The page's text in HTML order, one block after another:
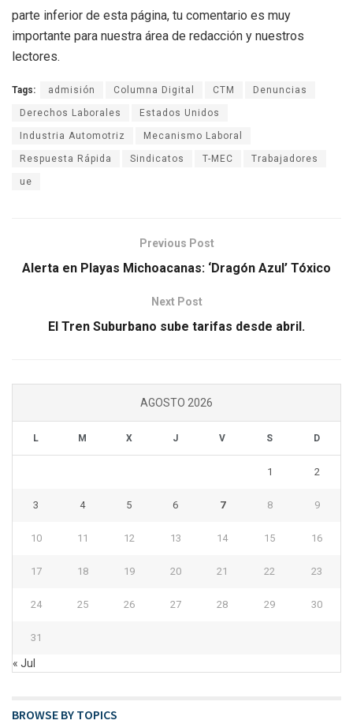
parte inferior de esta página, tu comentario es muy
importante para nuestra área de redacción y nuestros
lectores.
Tags: admisión Columna Digital CTM Denuncias
Derechos Laborales Estados Unidos
Industria Automotriz Mecanismo Laboral
Respuesta Rápida Sindicatos T-MEC Trabajadores
ue
Previous Post
Alerta en Playas Michoacanas: ‘Dragón Azul’ Tóxico
Next Post
El Tren Suburbano sube tarifas desde abril.
AGOSTO 2026
L M X J V S D
1 2
3 4 5 6 7 8 9
10 11 12 13 14 15 16
17 18 19 20 21 22 23
24 25 26 27 28 29 30
31
« Jul
BROWSE BY TOPICS